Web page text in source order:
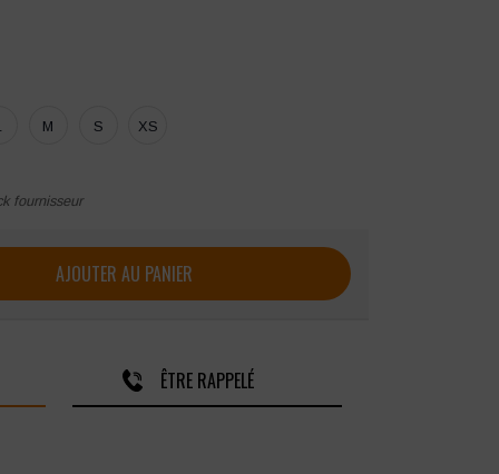
M S XS
fournisseur
SÉCU-ONE
AJOUTER AU PANIER
ÊTRE RAPPELÉ